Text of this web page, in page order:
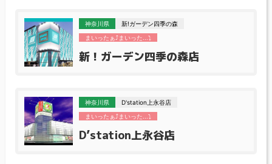
神奈川県
新!ガーデン四季の森
まいったぁ⤴まいった...⤵
新！ガーデン四季の森店
神奈川県
D'station上永谷店
まいったぁ⤴まいった...⤵
D’station上永谷店